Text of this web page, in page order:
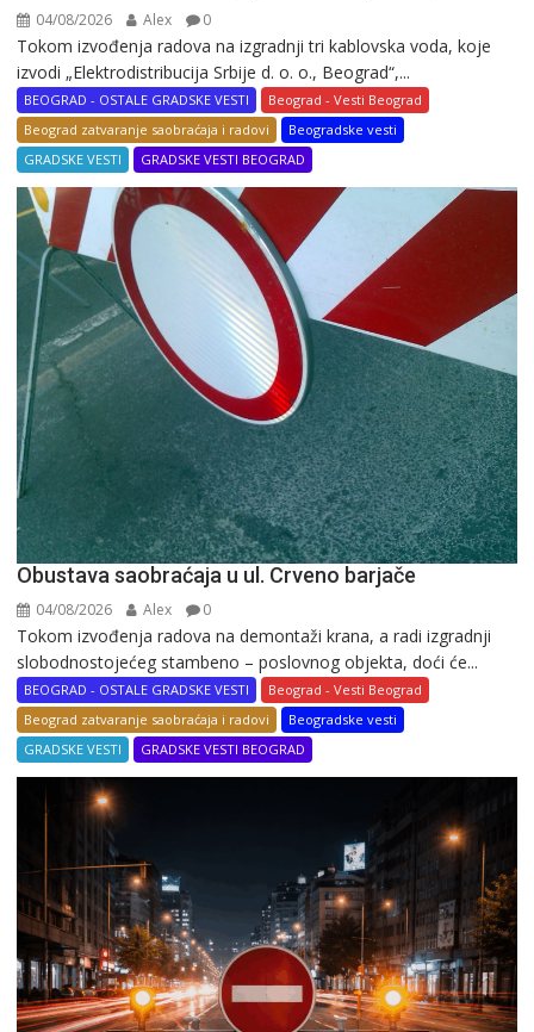
04/08/2026 Alex 0
Tokom izvođenja radova na izgradnji tri kablovska voda, koje
izvodi „Elektrodistribucija Srbije d. o. o., Beograd“,...
BEOGRAD - OSTALE GRADSKE VESTI
Beograd - Vesti Beograd
Beograd zatvaranje saobraćaja i radovi
Beogradske vesti
GRADSKE VESTI
GRADSKE VESTI BEOGRAD
Obustava saobraćaja u ul. Crveno barjače
04/08/2026 Alex 0
Tokom izvođenja radova na demontaži krana, a radi izgradnji
slobodnostojećeg stambeno – poslovnog objekta, doći će...
BEOGRAD - OSTALE GRADSKE VESTI
Beograd - Vesti Beograd
Beograd zatvaranje saobraćaja i radovi
Beogradske vesti
GRADSKE VESTI
GRADSKE VESTI BEOGRAD